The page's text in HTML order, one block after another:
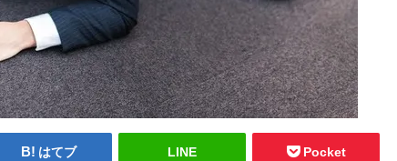
はてブ LINE Pocket